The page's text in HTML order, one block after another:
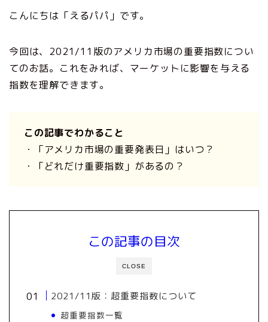
こんにちは「えるパパ」です。
今回は、2021/11版のアメリカ市場の重要指数につい
てのお話。これをみれば、マーケットに影響を与える
指数を理解できます。
この記事でわかること
・「アメリカ市場の重要発表日」はいつ？
・「どれだけ重要指数」があるの？
CLOSE
この記事の目次
2021/11版：超重要指数について
超重要指数一覧